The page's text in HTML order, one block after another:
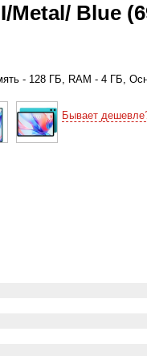
Blue
- 128 ГБ, RAM - 4 ГБ,
Бывает